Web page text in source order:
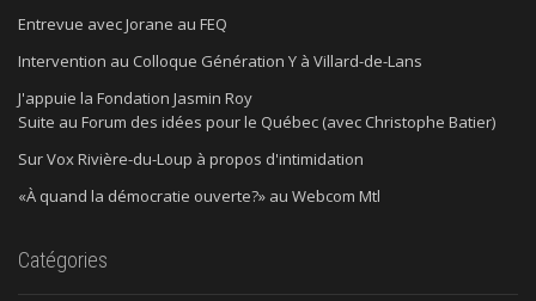
Entrevue avec Jorane au FEQ
Intervention au Colloque Génération Y à Villard-de-Lans
J'appuie la Fondation Jasmin Roy
Suite au Forum des idées pour le Québec (avec Christophe Batier)
Sur Vox Rivière-du-Loup à propos d'intimidation
«À quand la démocratie ouverte?» au Webcom Mtl
Catégories